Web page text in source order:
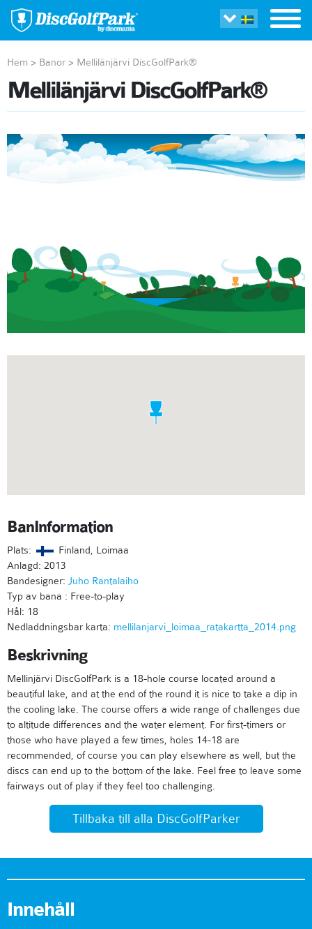
Hem > Banor > Mellilänjärvi DiscGolfPark®
Mellilänjärvi DiscGolfPark®
BanInformation
Plats:
Finland, Loimaa
Anlagd: 2013
Bandesigner: Juho Rantalaiho
Typ av bana : Free-to-play
Hål: 18
Nedladdningsbar karta: mellilanjarvi_loimaa_ratakartta_2014.png
Beskrivning
Mellinjärvi DiscGolfPark is a 18-hole course located around a
beautiful lake, and at the end of the round it is nice to take a dip in
the cooling lake. The course offers a wide range of challenges due
to altitude differences and the water element. For first-timers or
those who have played a few times, holes 14-18 are
recommended, of course you can play elsewhere as well, but the
discs can end up to the bottom of the lake. Feel free to leave some
fairways out of play if they feel too challenging.
Tillbaka till alla DiscGolfParker
Innehåll